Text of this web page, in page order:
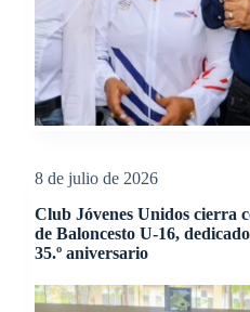
8 de julio de 2026
Club Jóvenes Unidos cierra
de Baloncesto U-16,
35.º aniversario